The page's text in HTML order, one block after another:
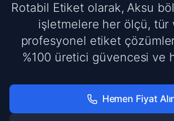
Rotabil Etiket olarak, Aksu
işletmelere her ölçü, tür
profesyonel etiket
%100 üretici güvencesi ve
Hemen Fiyat